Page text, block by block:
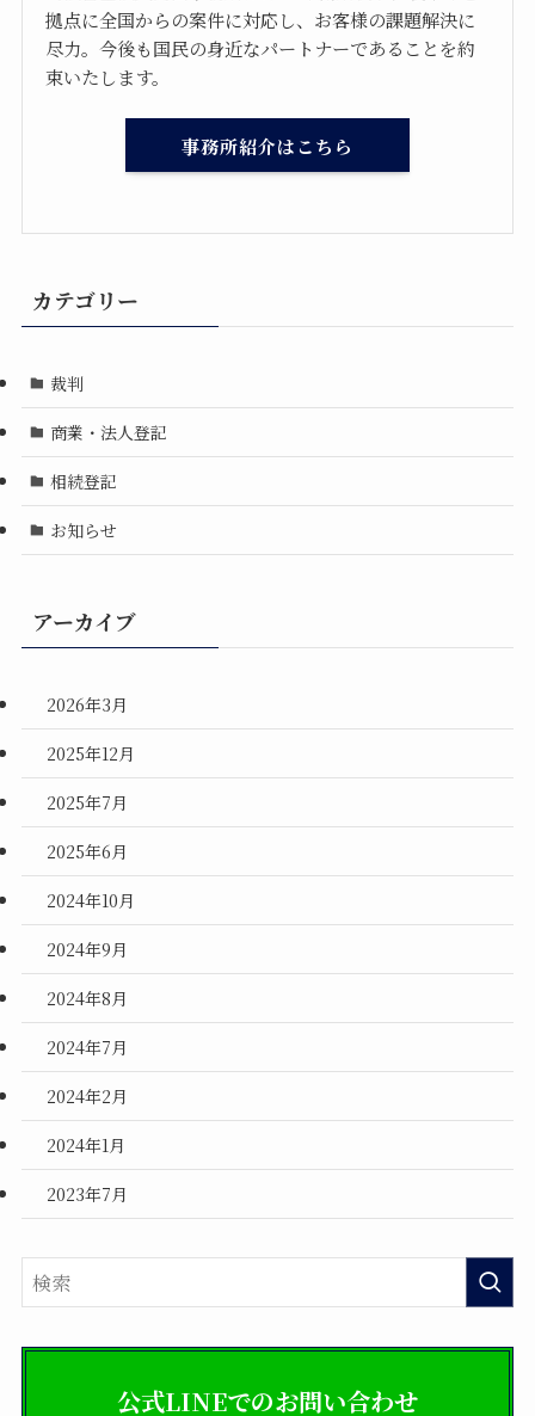
TEL.058-232-0011
受付時間／午前9時〜午後6時(土・日・祝は要予約
拠点に全国からの案件に対応し、お客様の課題解決に
尽力。今後も国民の身近なパートナーであることを約
束いたします。
事務所紹介はこちら
カテゴリー
裁判
商業・法人登記
相続登記
お知らせ
アーカイブ
2026年3月
2025年12月
2025年7月
2025年6月
2024年10月
2024年9月
2024年8月
2024年7月
2024年2月
2024年1月
2023年7月
公式LINEでのお問い合わせ